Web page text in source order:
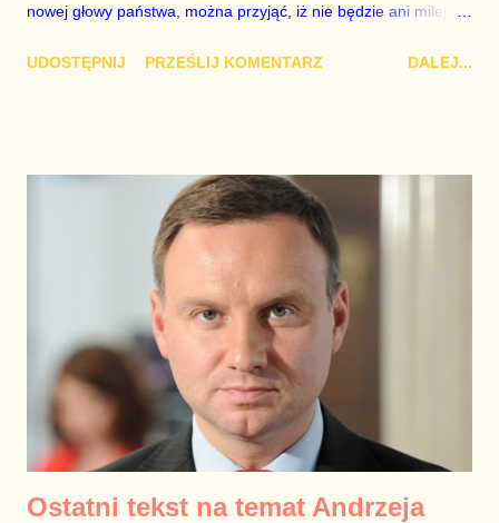
nowej głowy państwa, można przyjąć, iż nie będzie ani milej,
RP Karol Nawrocki / fot. Mikołaj Bujak / KPRP
UDOSTĘPNIJ PRZEŚLIJ KOMENTARZ DALEJ...
Ostatni tekst na temat Andrzeja